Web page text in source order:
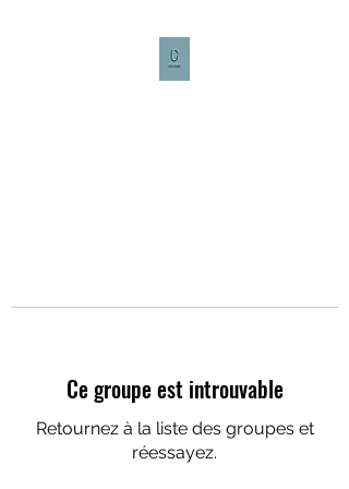
Ce groupe est introuvable
Retournez à la liste des groupes et
réessayez.